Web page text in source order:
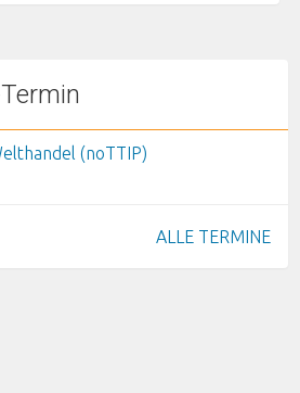
(noTTIP)
ALLE TERMINE